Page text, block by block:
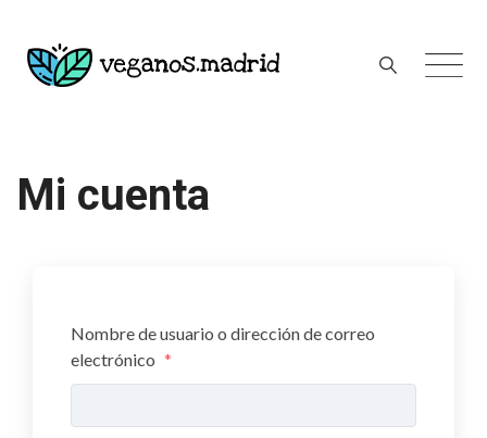
content
Mi cuenta
Nombre de usuario o dirección de correo
electrónico *